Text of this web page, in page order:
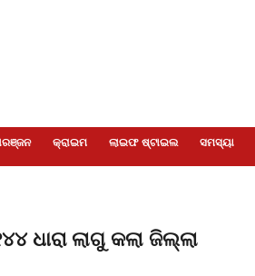
କ୍ରାଇମ ଲାଇଫ ଷ୍ଟାଇଲ ସମସ୍ୟା
ଧାରା ଲାଗୁ କଲା ଜିଲ୍ଲା